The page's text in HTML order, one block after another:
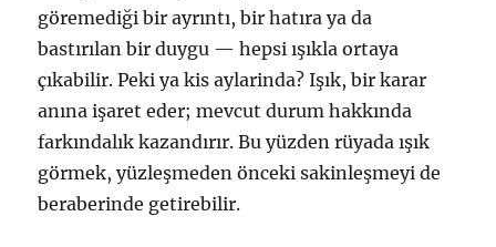
göremediği bir ayrıntı, bir hatıra ya da
bastırılan bir duygu — hepsi ışıkla ortaya
çıkabilir. Peki ya kis aylarinda? Işık, bir karar
anına işaret eder; mevcut durum hakkında
farkındalık kazandırır. Bu yüzden rüyada ışık
görmek, yüzleşmeden önceki sakinleşmeyi de
beraberinde getirebilir.